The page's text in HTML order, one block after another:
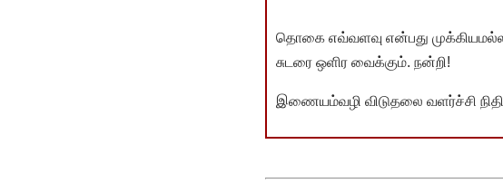
தொகை எவ்வளவு என்பது
சுடரை ஒளிர வைக்கும். நன்றி!
இணையம்வழி விடுதலை வளர்ச்சி